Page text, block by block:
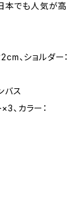
本でも人気が高
、ショルダー：
バス
、カラー：